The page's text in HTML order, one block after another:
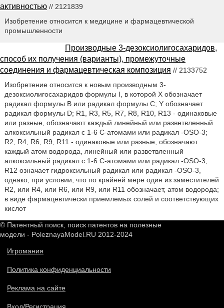
активностью // 2121839
Изобретение относится к медицине и фармацевтической
промышленности
Производные 3-дезоксиолигосахаридов,
способ их получения (варианты), промежуточные
соединения и фармацевтическая композиция // 2133752
Изобретение относится к новым производным 3-
дезоксиолигосахаридов формулы I, в которой Х обозначает
радикал формулы В или радикал формулы С; Y обозначает
радикал формулы D; R1, R3, R5, R7, R8, R10, R13 - одинаковые
или разные, обозначают каждый линейный или разветвленный
алкоксильный радикал с 1-6 С-атомами или радикал -OSO-3;
R2, R4, R6, R9, R11 - одинаковые или разные, обозначают
каждый атом водорода, линейный или разветвленный
алкоксильный радикал с 1-6 С-атомами или радикал -OSO-3,
R12 означает гидроксильный радикал или радикал -OSO-3,
однако, при условии, что по крайней мере один из заместителей
R2, или R4, или R6, или R9, или R11 обозначает, атом водорода;
в виде фармацевтически приемлемых солей и соответствующих
кислот
© Патентный поиск, поиск патентов на полезные
модели - PoleznayaModel.RU 2012-2024
Игромания
Политика конфиденциальности
Реклама на сайте
Вход/Регистрация